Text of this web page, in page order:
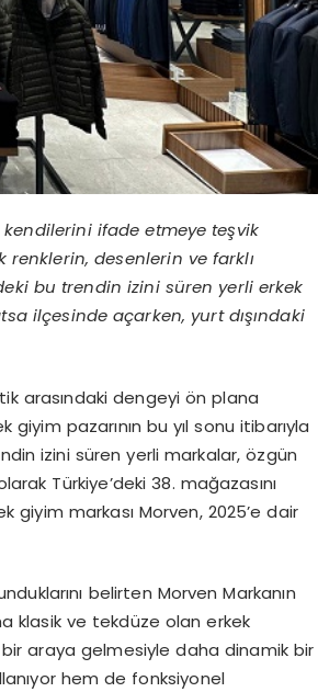
ifade etmeye teşvik
renklerin, desenlerin ve farklı
bu trendin izini süren yerli erkek
ilçesinde açarken, yurt dışındaki
arasındaki dengeyi ön plana
pazarının bu yıl sonu itibarıyla
izini süren yerli markalar, özgün
Türkiye’deki 38. mağazasını
giyim markası Morven, 2025’e dair
belirten Morven Markanın
klasik ve tekdüze olan erkek
bir araya gelmesiyle daha dinamik bir
hem de fonksiyonel